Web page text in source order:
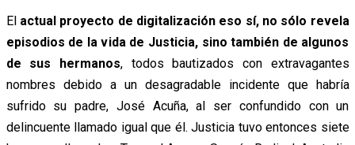
El actual proyecto de digitalización eso sí, no sólo revela
episodios de la vida de Justicia, sino también de algunos
de sus hermanos, todos bautizados con extravagantes
nombres debido a un desagradable incidente que habría
sufrido su padre, José Acuña, al ser confundido con un
delincuente llamado igual que él. Justicia tuvo entonces siete